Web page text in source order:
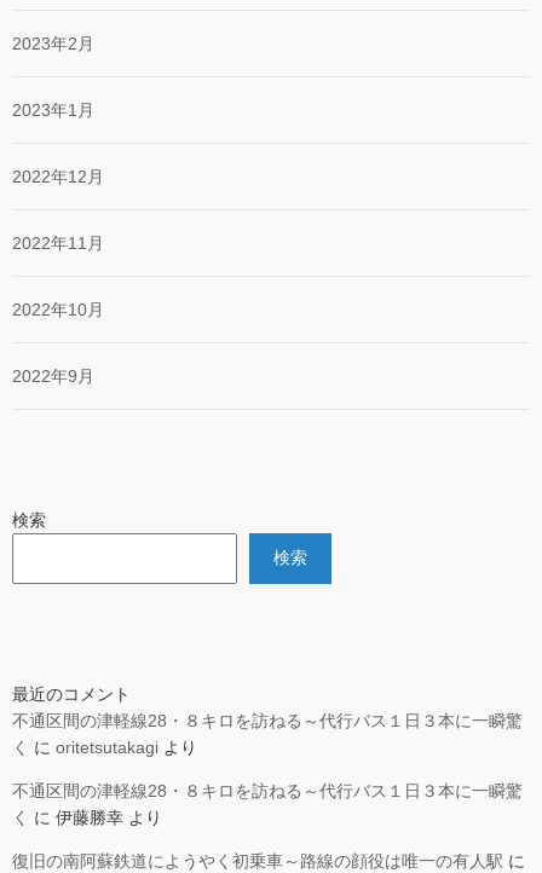
2023年2月
2023年1月
2022年12月
2022年11月
2022年10月
2022年9月
検索
検索
最近のコメント
不通区間の津軽線28・８キロを訪ねる～代行バス１日３本に一瞬驚
く
に oritetsutakagi より
不通区間の津軽線28・８キロを訪ねる～代行バス１日３本に一瞬驚
く
に 伊藤勝幸 より
復旧の南阿蘇鉄道にようやく初乗車～路線の顔役は唯一の有人駅 に